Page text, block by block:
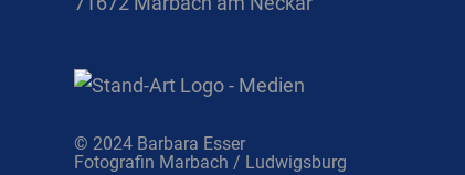
© 2024 Barbara Esser
Fotografin Marbach / Ludwigsburg